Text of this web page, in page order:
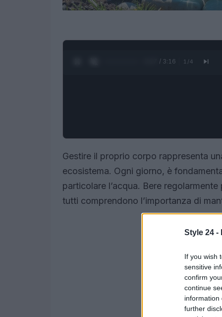
Style 24 -
If you wish
sensitive
confirm
continue
information
further
0:28 / 3:16 1 /4
Gestire il proprio corpo rappresenta
ecosistema. Ogni giorno, è
particolare l’acqua. Bere
tutti comprendono l’importanza di